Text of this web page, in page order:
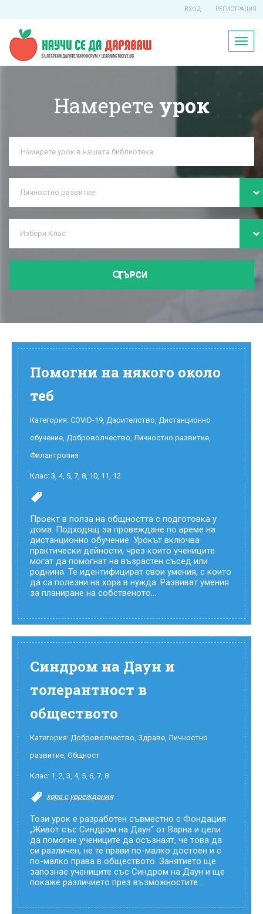
ВХОД РЕГИСТРАЦИЯ
Намерете урок
ТЪРСИ
Помогни на някого около
теб
Категория: COVID-19, Дарителство, Дистанционно
обучение, Доброволчество,Личностно развитие,
Филантропия
Клас: 3, 4, 5, 7, 8, 10, 11, 12
Проект в полза на общността с подготовка у
дома. Подходящ за провеждане по време на
дистанционно обучение. Урокът включва
практически дейности, чрез които учениците
могат да помогнат на възрастен съсед или
роднина. Те идентифицират свои умения, с които
да са полезни на хора в нужда. Развиват умения
за планиране на собственото...
Синдром на Даун и
толерантност в
обществото
Категория: Доброволчество, Здраве,Личностно
развитие, Общност
Клас: 1, 2, 3, 4, 5, 6, 7, 8
хора с увреждания
Този урок е разработен съвместно с Фондация
„Живот със Синдром на Даун“ от Варна и цели
да помогне учениците да осъзнаят, че това да
си различен, не те прави по-малко достоен и с
по-малко права в обществото. Занятието ще
запознае учениците със Синдром на Даун и ще
покаже различието през възможностите...